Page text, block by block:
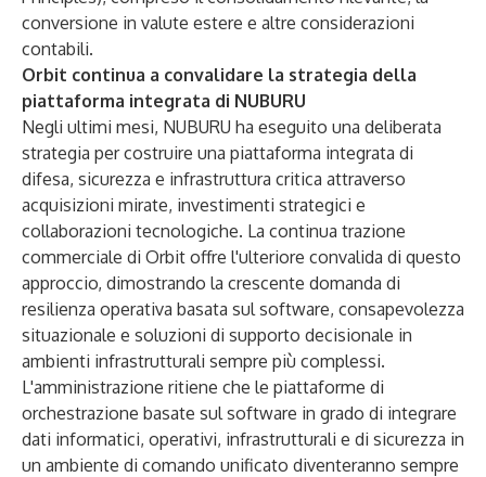
conversione in valute estere e altre considerazioni
contabili.
Orbit continua a convalidare la strategia della
piattaforma integrata di NUBURU
Negli ultimi mesi, NUBURU ha eseguito una deliberata
strategia per costruire una piattaforma integrata di
difesa, sicurezza e infrastruttura critica attraverso
acquisizioni mirate, investimenti strategici e
collaborazioni tecnologiche. La continua trazione
commerciale di Orbit offre l'ulteriore convalida di questo
approccio, dimostrando la crescente domanda di
resilienza operativa basata sul software, consapevolezza
situazionale e soluzioni di supporto decisionale in
ambienti infrastrutturali sempre più complessi.
L'amministrazione ritiene che le piattaforme di
orchestrazione basate sul software in grado di integrare
dati informatici, operativi, infrastrutturali e di sicurezza in
un ambiente di comando unificato diventeranno sempre